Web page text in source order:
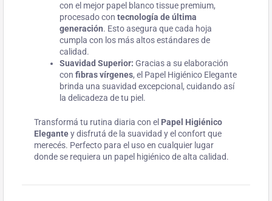
con el mejor papel blanco tissue premium,
procesado con tecnología de última
generación. Esto asegura que cada hoja
cumpla con los más altos estándares de
calidad.
Suavidad Superior: Gracias a su elaboración
con fibras vírgenes, el Papel Higiénico Elegante
brinda una suavidad excepcional, cuidando así
la delicadeza de tu piel.
Transformá tu rutina diaria con el Papel Higiénico
Elegantey disfrutá de la suavidad y el confort que
merecés. Perfecto para el uso en cualquier lugar
donde se requiera un papel higiénico de alta calidad.